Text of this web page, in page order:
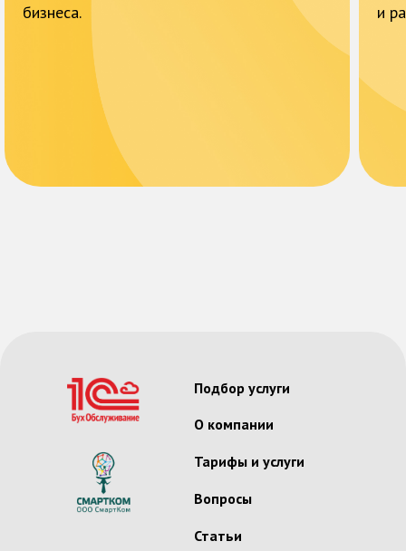
бизнеса.
и
Подбор услуги
О компании
Тарифы и услуги
Вопросы
Статьи